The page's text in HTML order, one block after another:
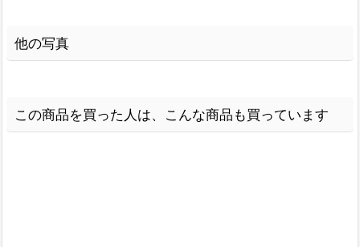
他の写真
この商品を買った人は、こんな商品も買っています